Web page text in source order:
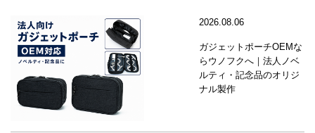
2026.08.06
ガジェットポーチOEMな
らウノフクへ｜法人ノベ
ルティ・記念品のオリジ
ナル製作